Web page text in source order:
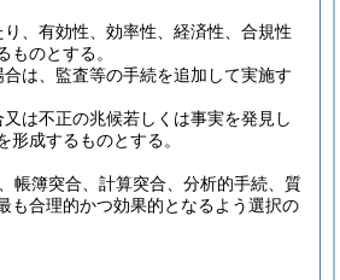
、有効性、効率性、経済性、合規性
のとする。
は、監査等の手続を追加して実施す
は不正の兆候若しくは事実を発見し
成するものとする。
帳簿突合、計算突合、分析的手続、質
も合理的かつ効果的となるよう選択の